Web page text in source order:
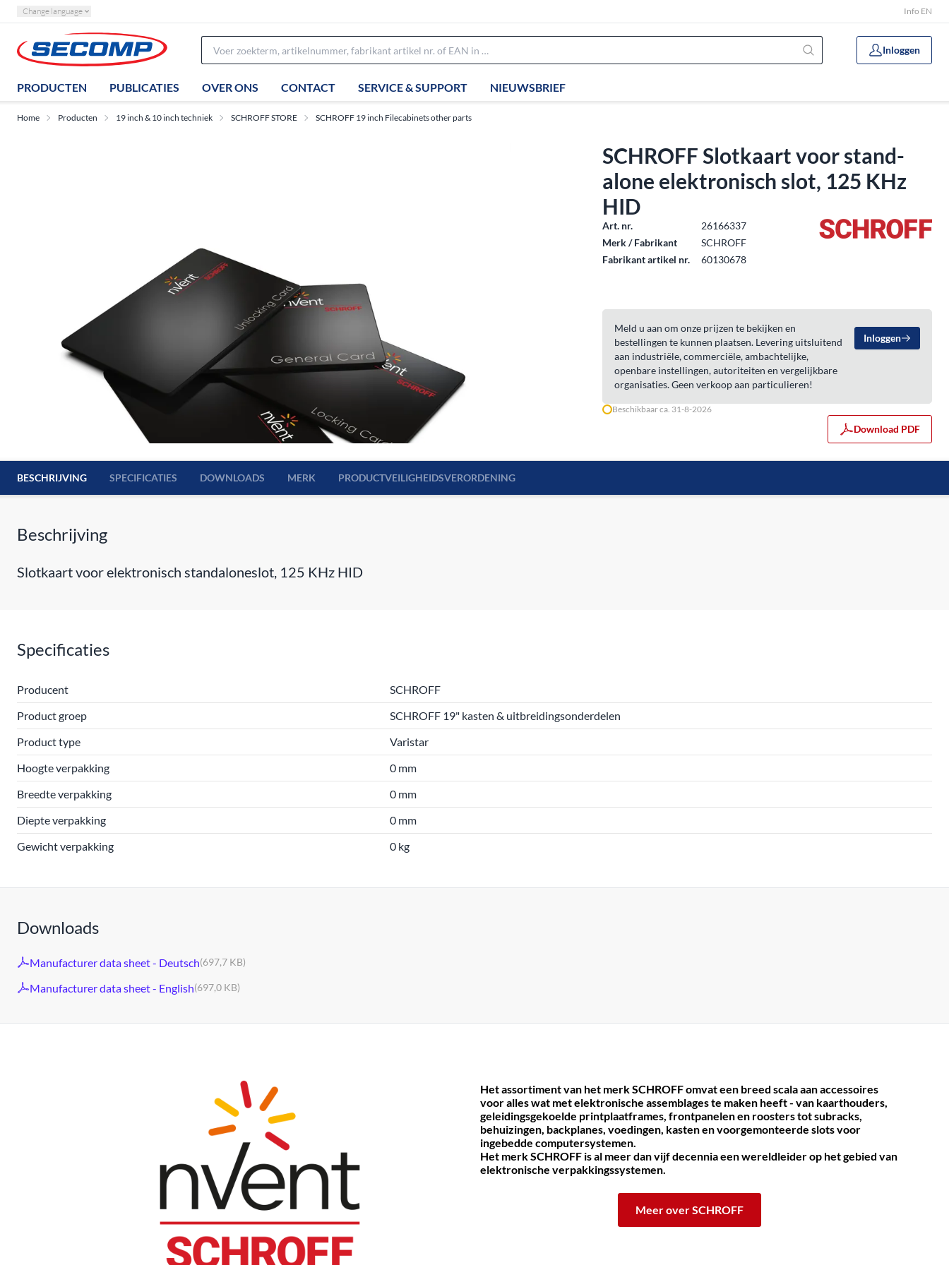
Change language Info EN
Inloggen
PRODUCTEN PUBLICATIES OVER ONS CONTACT SERVICE & SUPPORT NIEUWSBRIEF
Home Producten 19 inch & 10 inch techniek SCHROFF STORE SCHROFF 19 inch Filecabinets other parts
SCHROFF Slotkaart voor stand-
alone elektronisch slot, 125 KHz
HID
Art. nr.
26166337
Merk / Fabrikant
SCHROFF
Fabrikant artikel nr.
60130678
Meld u aan om onze prijzen te bekijken en
bestellingen te kunnen plaatsen. Levering uitsluitend
aan industriële, commerciële, ambachtelijke,
openbare instellingen, autoriteiten en vergelijkbare
organisaties. Geen verkoop aan particulieren!
Inloggen
Beschikbaar ca. 31-8-2026
Download PDF
BESCHRIJVING SPECIFICATIES DOWNLOADS MERK PRODUCTVEILIGHEIDSVERORDENING
Beschrijving
Slotkaart voor elektronisch standaloneslot, 125 KHz HID
Specificaties
Producent
SCHROFF
Product groep
SCHROFF 19" kasten & uitbreidingsonderdelen
Product type
Varistar
Hoogte verpakking
0 mm
Breedte verpakking
0 mm
Diepte verpakking
0 mm
Gewicht verpakking
0 kg
Downloads
Manufacturer data sheet - Deutsch(697,7 KB)
Manufacturer data sheet - English(697,0 KB)
Het assortiment van het merk SCHROFF omvat een breed scala aan accessoires
voor alles wat met elektronische assemblages te maken heeft - van kaarthouders,
geleidingsgekoelde printplaatframes, frontpanelen en roosters tot subracks,
behuizingen, backplanes, voedingen, kasten en voorgemonteerde slots voor
ingebedde computersystemen.
Het merk SCHROFF is al meer dan vijf decennia een wereldleider op het gebied van
elektronische verpakkingssystemen.
Meer over SCHROFF